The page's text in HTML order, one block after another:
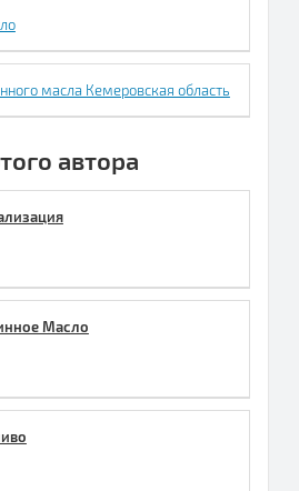
масла Кемеровская область
автора
Масло